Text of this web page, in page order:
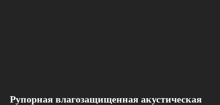
Рупорная влагозащищенная акустическая